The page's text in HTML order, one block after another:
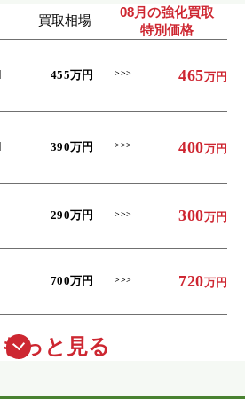
買取相場
08月の強化買取
特別価格
455万円 465万円
390万円 400万円
290万円 300万円
700万円 720万円
もっと見る